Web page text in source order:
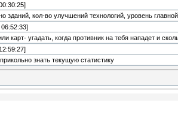
зданий, кол-во улучшений технологий, уровень
карт- угадать, когда противник на тебя нападет и
знать текущую статистику